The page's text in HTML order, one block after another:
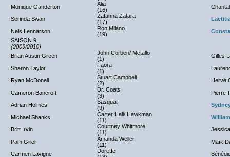
Monique Ganderton
Alia
(16)
Serinda Swan
Zatanna Zatara
(17)
Nels Lennarson
Ron Milano
(19)
SAISON 9
(2009/2010)
Brian Austin Green
John Corben/ Metallo
(1)
Gilles
Sharon Taylor
Faora
(1)
Ryan McDonell
Stuart Campbell
(2)
Hervé
Cameron Bancroft
Dr. Coats
(3)
Pierre-
Adrian Holmes
Basquat
(9)
Michael Shanks
Carter Hall/ Hawkman
(11)
Britt Irvin
Courtney Whitmore
(11)
Pam Grier
Amanda Weller
(11)
Maïk
Carmen Lavigne
Dorette